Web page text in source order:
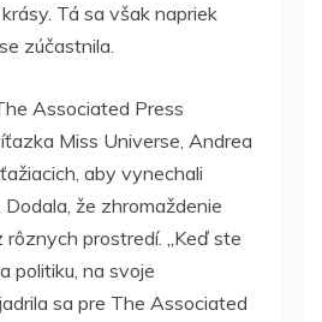
Tá sa však napriek
zúčastnila.
Associated Press
Miss Universe, Andrea
aby vynechali
že zhromaždenie
prostredí. „Keď ste
politiku, na svoje
sa pre The Associated